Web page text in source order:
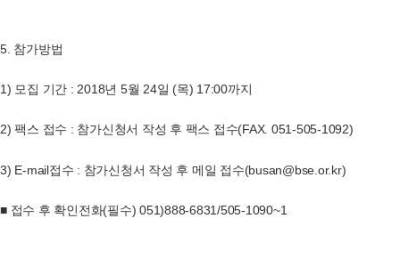
5. 참가방법
1) 모집 기간 : 2018년 5월 24일 (목) 17:00까지
2) 팩스 접수 : 참가신청서 작성 후 팩스 접수(FAX. 051-505-1092)
3) E-mail접수 : 참가신청서 작성 후 메일 접수(busan@bse.or.kr)
■ 접수 후 확인전화(필수) 051)888-6831/505-1090~1